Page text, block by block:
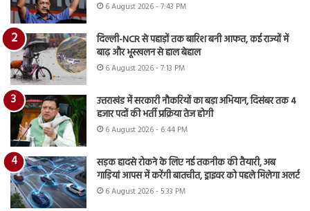
6 August 2026 - 7:43 PM
दिल्ली-NCR से पहाड़ों तक बारिश बनी आफत, कई राज्यों में
बाढ़ और भूस्खलन से हाल बेहाल
6 August 2026 - 7:13 PM
उत्तराखंड में सरकारी नौकरियों का बड़ा अभियान, दिसंबर तक 4
हजार पदों की भर्ती प्रक्रिया तेज होगी
6 August 2026 - 6:44 PM
सड़क हादसे रोकने के लिए नई तकनीक की तैयारी, अब
गाड़ियां आपस में करेंगी बातचीत, ड्राइवर को पहले मिलेगा अलर्ट
6 August 2026 - 5:33 PM